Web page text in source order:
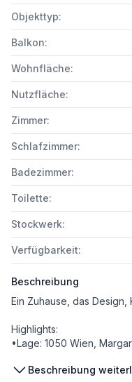
Objekttyp:
Balkon:
Wohnfläche:
Nutzfläche:
Zimmer:
Schlafzimmer:
Badezimmer:
Toilette:
Stockwerk:
Verfügbarkeit:
Beschreibung
Highlights:
•Lage: 1050 Wien,
•Nutzfläche: ca. 82,95 m²
Beschreibung